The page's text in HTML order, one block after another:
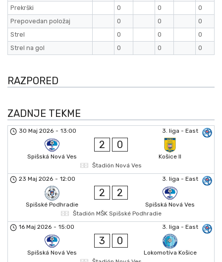
Prekrški
0 0
0
Prepovedan položaj
0 0
0
Strel
0 0
0
Strel na gol
0 0 0
RAZPORED
ZADNJE TEKME
3. liga - East
30 Maj 2026 - 13:00
Spišská Nová Ves
2 0
Košice II
Štadión Nová Ves
3. liga - East
23 Maj 2026 - 12:00
Spišské Podhradie
2 2
Spišská Nová Ves
Štadión MŠK Spišské Podhradie
3. liga - East
16 Maj 2026 - 15:00
Spišská Nová Ves
3 0
Lokomotíva Košice